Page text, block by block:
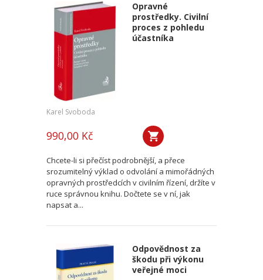
Opravné
prostředky. Civilní
proces z pohledu
účastníka
Karel Svoboda
990,00 Kč
Chcete-li si přečíst podrobnější, a přece
srozumitelný výklad o odvolání a mimořádných
opravných prostředcích v civilním řízení, držíte v
ruce správnou knihu. Dočtete se v ní, jak
napsat a...
Odpovědnost za
škodu při výkonu
veřejné moci